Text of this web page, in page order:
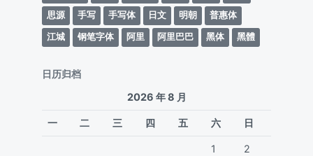
思源
手写 手写体 日文 明朝
普惠体
江城
钢笔字体 阿里 阿里巴巴 黑体 黑體
日历归档
2026 年 8 月
一 二 三 四 五 六 日
1 2